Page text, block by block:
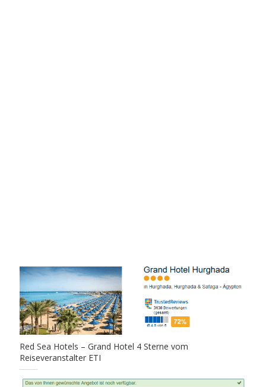
Red Sea Hotels – Grand Hotel 4 Sterne vom
Reiseveranstalter ETI